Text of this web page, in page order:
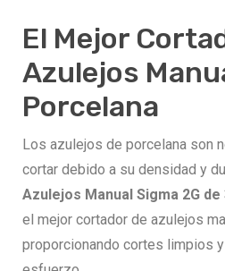
El Mejor
Azulejos
Porcelana
Los azulejos de porcelana son
cortar debido a su densidad y
Azulejos Manual Sigma 2G de
el mejor cortador de azulejos
proporcionando cortes limpios